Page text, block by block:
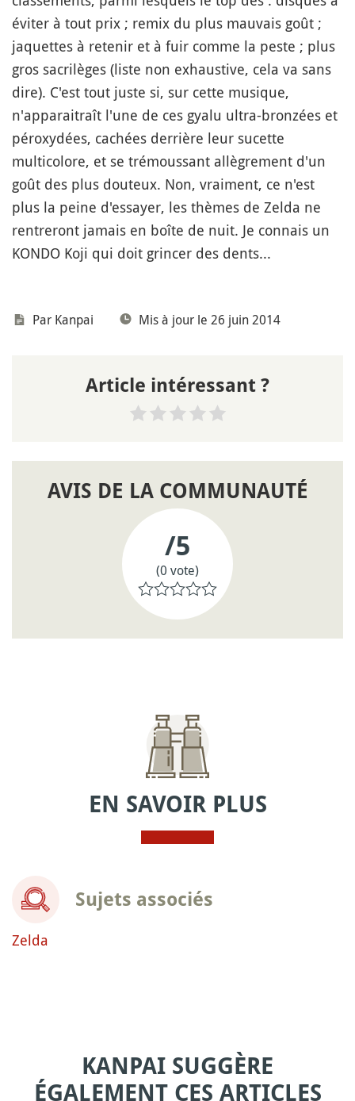
éviter à tout prix ; remix du plus mauvais goût ;
jaquettes à retenir et à fuir comme la peste ; plus
gros sacrilèges (liste non exhaustive, cela va sans
dire). C'est tout juste si, sur cette musique,
n'apparaitraît l'une de ces gyalu ultra-bronzées et
péroxydées, cachées derrière leur sucette
multicolore, et se trémoussant allègrement d'un
goût des plus douteux. Non, vraiment, ce n'est
plus la peine d'essayer, les thèmes de Zelda ne
rentreront jamais en boîte de nuit. Je connais un
KONDO Koji qui doit grincer des dents...
Par Kanpai Mis à jour le 26 juin 2014
Article intéressant ?
AVIS DE LA COMMUNAUTÉ
/5
(0 vote)
EN SAVOIR PLUS
Sujets associés
Zelda
KANPAI SUGGÈRE
ÉGALEMENT CES ARTICLES